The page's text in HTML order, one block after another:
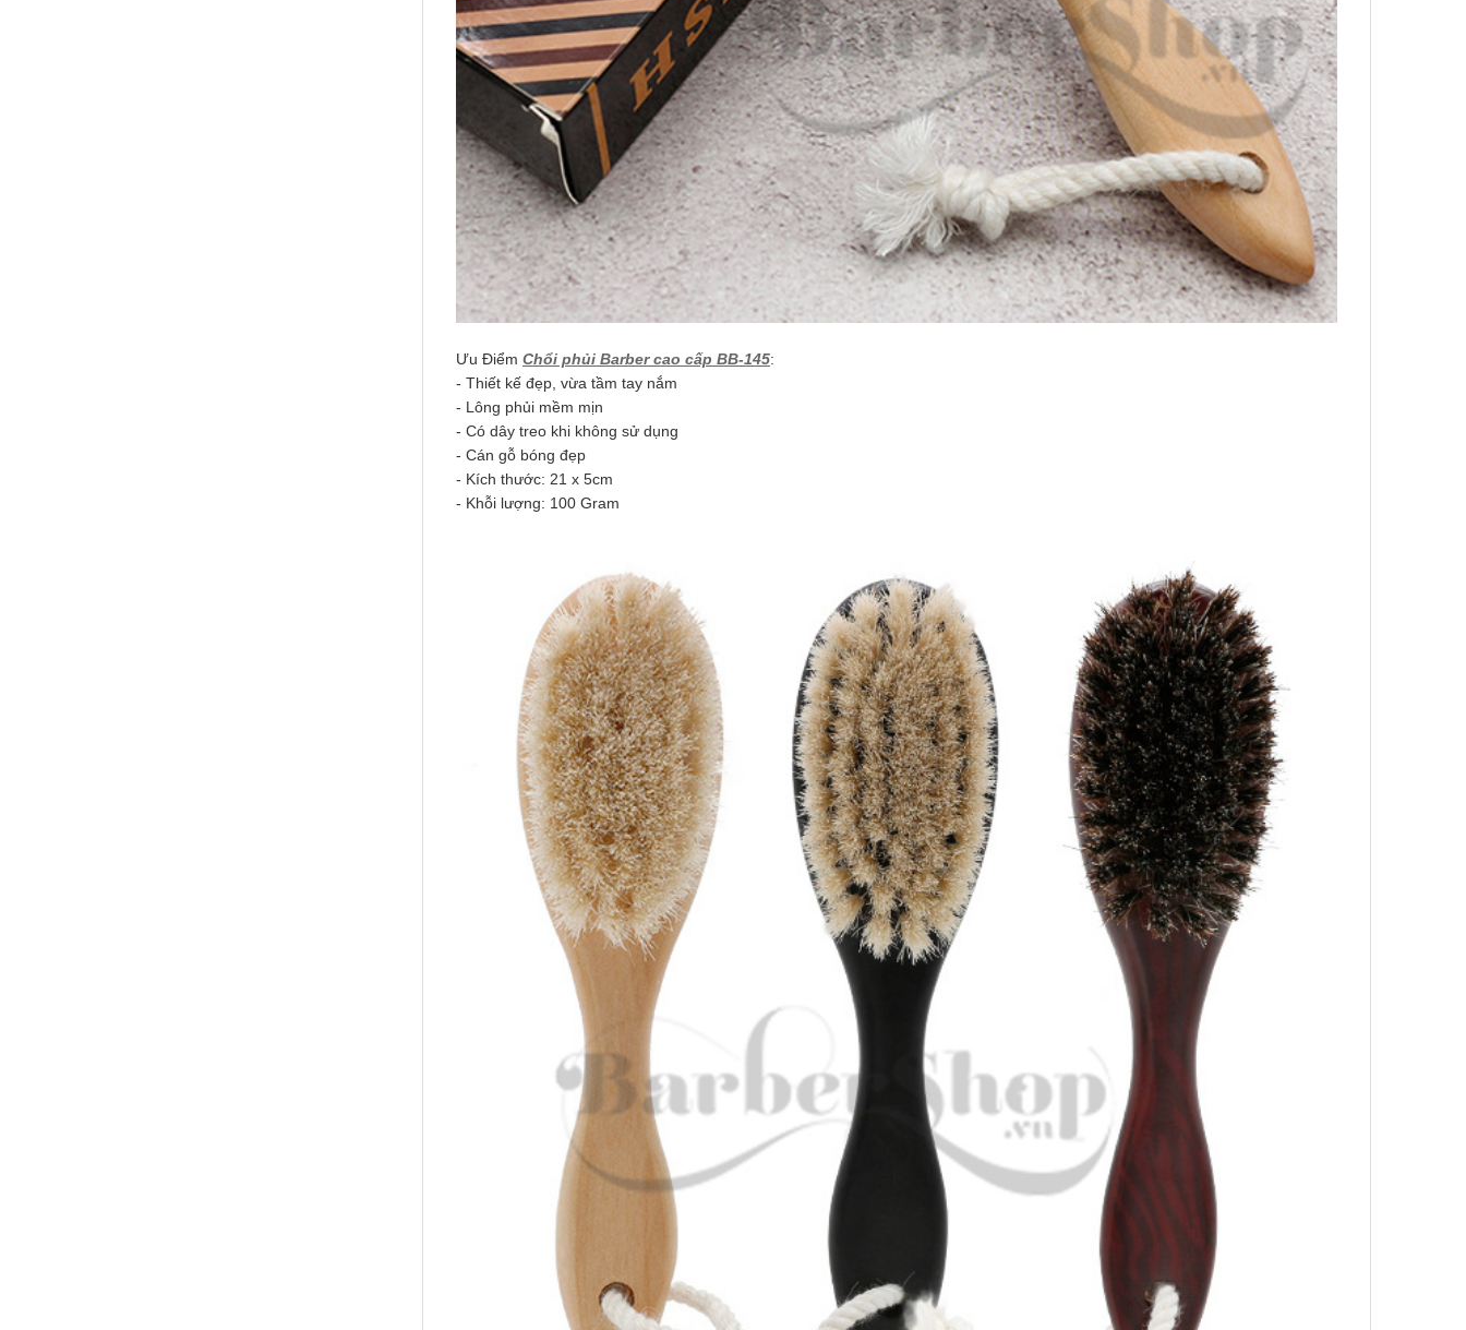
Ưu Điểm Chổi phủi Barber cao cấp BB-145:
- Thiết kế đẹp, vừa tầm tay nắm
- Lông phủi mềm mịn
- Có dây treo khi không sử dụng
- Cán gỗ bóng đẹp
- Kích thước: 21 x 5cm
- Khỗi lượng: 100 Gram